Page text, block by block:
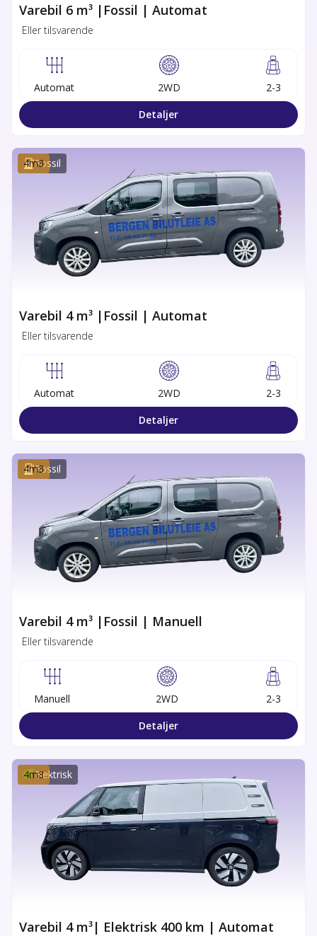
Varebil 6 m³ |Fossil | Automat
Eller tilsvarende
Automat 2WD
2-3
Detaljer
Fossil
4m3
Varebil 4 m³ |Fossil | Automat
Eller tilsvarende
Automat 2WD
2-3
Detaljer
Fossil
4m3
Varebil 4 m³ |Fossil | Manuell
Eller tilsvarende
Manuell 2WD
2-3
Detaljer
Elektrisk
4m3
Varebil 4 m³| Elektrisk 400 km | Automat